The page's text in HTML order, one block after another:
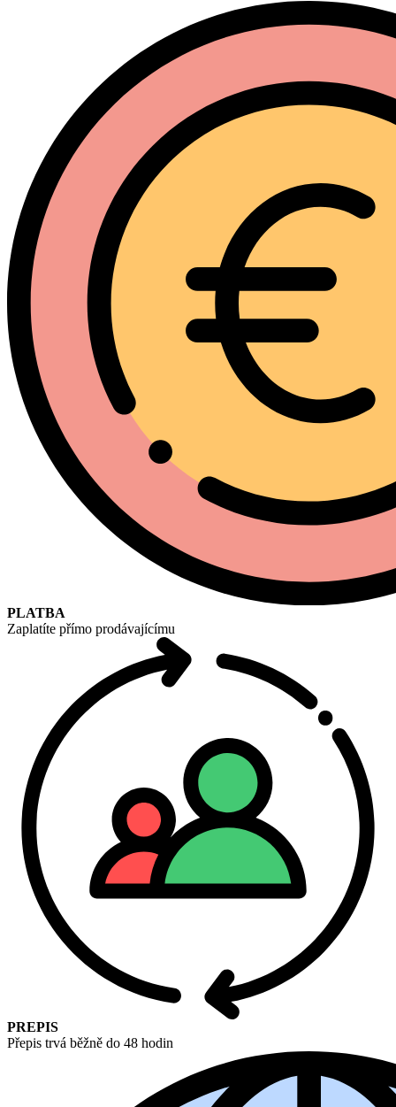
PLATBA
Zaplatíte přímo prodávajícímu
PREPIS
Přepis trvá běžně do 48 hodin